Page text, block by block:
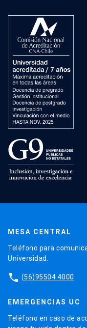
MESA CENTRAL
Teléfono para
Universidad.
phone (56)95504 4000
EMERGENCIAS UC
Teléfono en caso de